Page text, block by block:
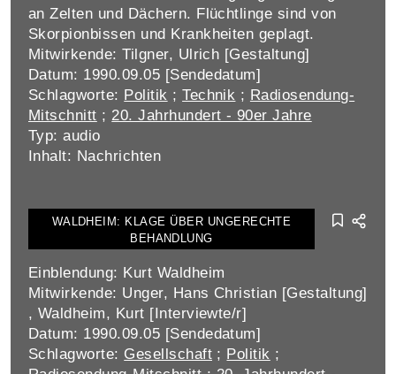
an Zelten und Dächern. Flüchtlinge sind von
Skorpionbissen und Krankheiten geplagt.
Mitwirkende: Tilgner, Ulrich [Gestaltung]
Datum: 1990.09.05 [Sendedatum]
Schlagworte: Politik ;Technik ; Radiosendung-
Mitschnitt ; 20. Jahrhundert - 90er Jahre
Typ: audio
Inhalt: Nachrichten
WALDHEIM: KLAGE ÜBER UNGERECHTE
BEHANDLUNG
Einblendung: Kurt Waldheim
Mitwirkende: Unger, Hans Christian [Gestaltung]
, Waldheim, Kurt [Interviewte/r]
Datum: 1990.09.05 [Sendedatum]
Schlagworte: Gesellschaft ; Politik ;